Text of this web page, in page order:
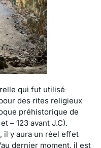
qui fut utilisé
des rites religieux
préhistorique de
– 123 avant J.C).
il y aura un réel effet
dernier moment, il est